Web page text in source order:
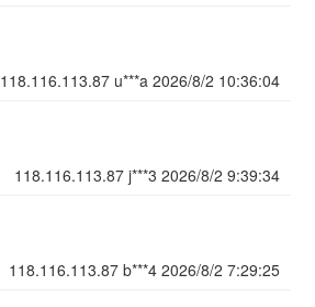
118.116.113.87 u***a 2026/8/2 10:36:04
118.116.113.87 j***3 2026/8/2 9:39:34
118.116.113.87 b***4 2026/8/2 7:29:25